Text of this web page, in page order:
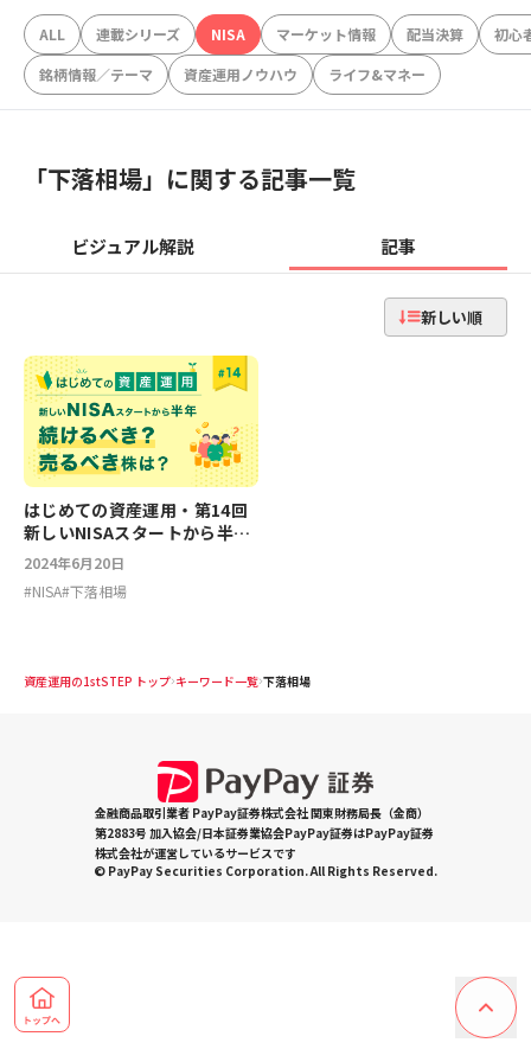
ALL 連載シリーズ NISA マーケット情報 配当決算
初心
銘柄情報／テーマ
資産運用ノウハウ ライフ&マネー
「下落相場」に関する記事一覧
ビジュアル解説 記事
新しい順
はじめての資産運用・第14回
新しいNISAスタートから半
年。続けるべき？売るべき株
2024年6月20日
#NISA#下落相場
資産運用の1stSTEP トップ キーワード一覧 下落相場
金融商品取引業者 PayPay証券株式会社 関東財務局長（金商）
第2883号 加入協会/日本証券業協会PayPay証券はPayPay証券
株式会社が運営しているサービスです
© PayPay Securities Corporation. All Rights Reserved.